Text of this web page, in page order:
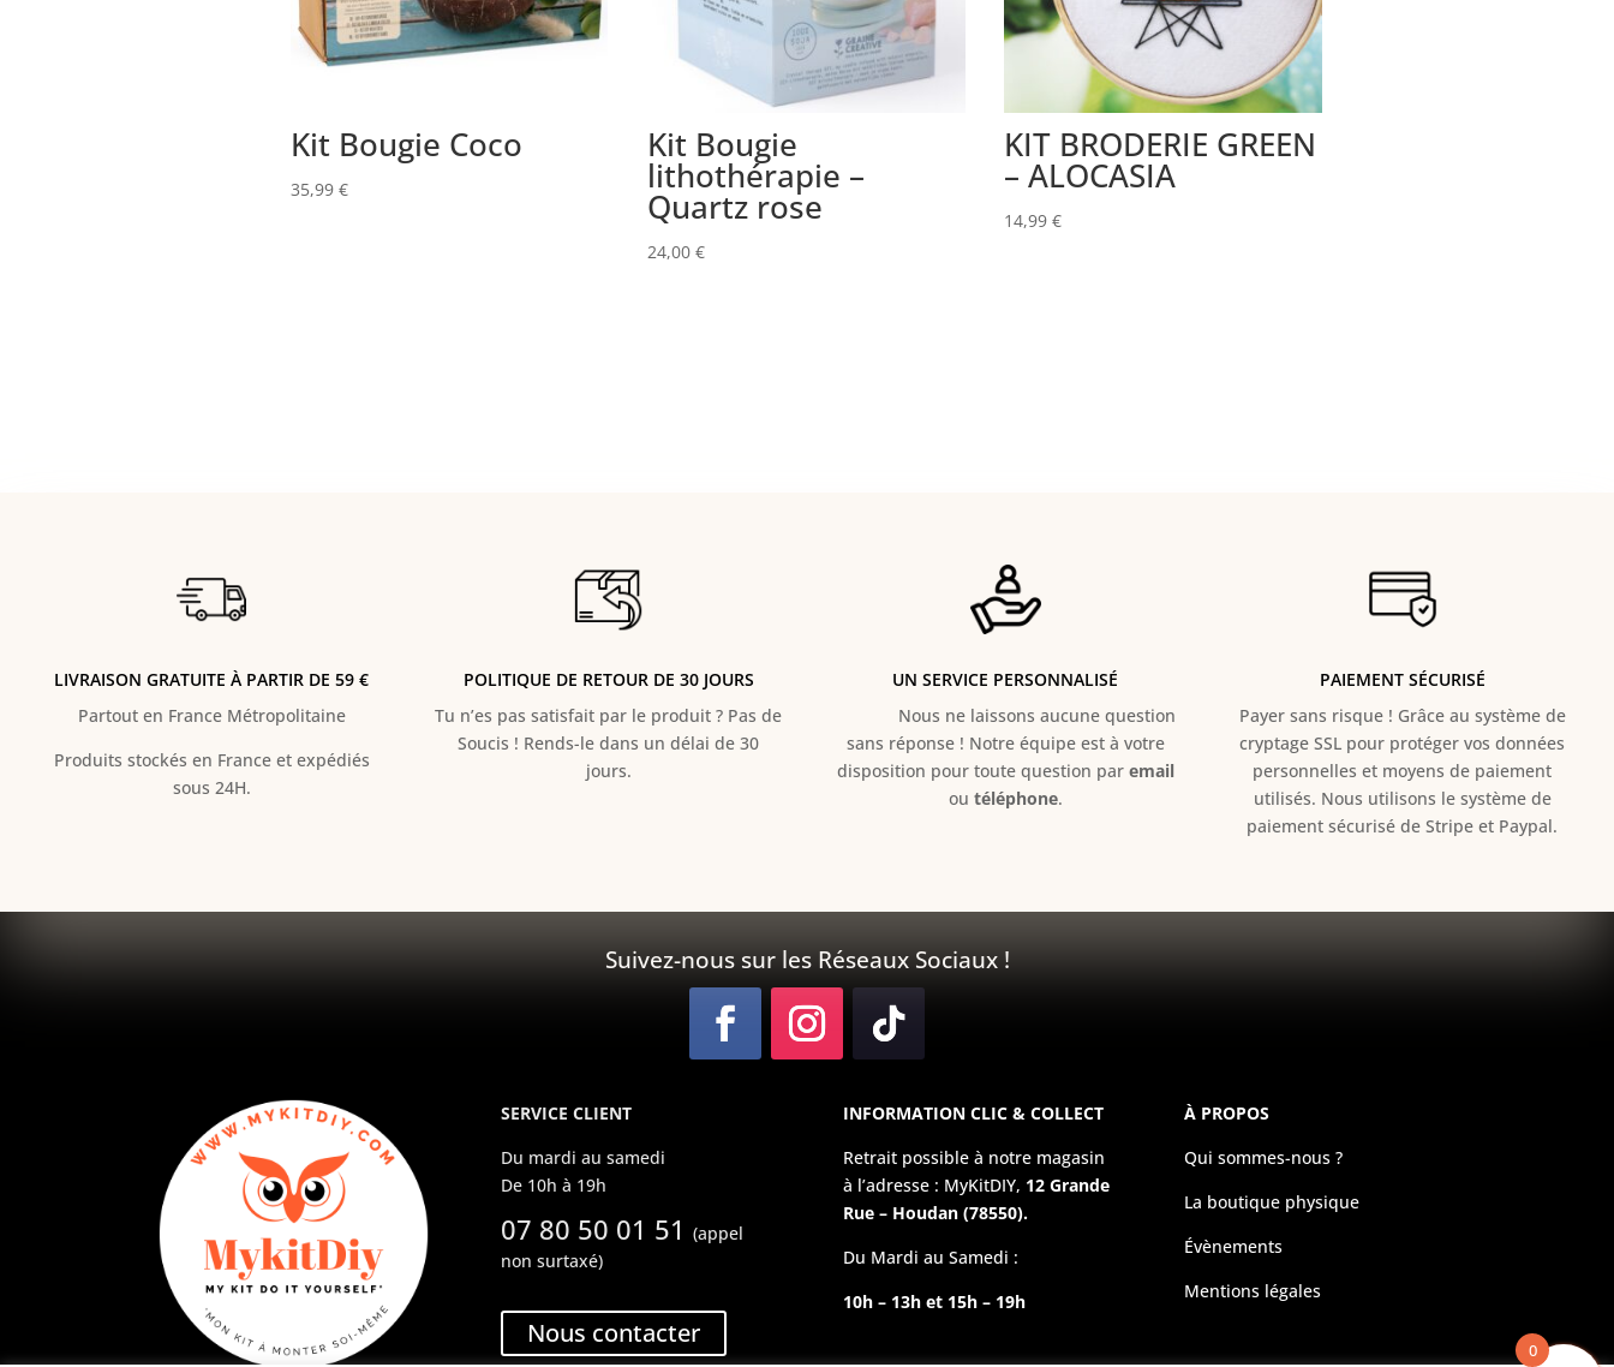
Kit Bougie Coco
35,99 €
Kit Bougie
lithothérapie –
Quartz rose
24,00€
KIT BRODERIE GREEN
– ALOCASIA
14,99€
LIVRAISON GRATUITE À PARTIR DE 59 €
Partout en France Métropolitaine
Produits stockés en France et expédiés
sous 24H.
POLITIQUE DE RETOUR DE 30 JOURS
Tu n’es pas satisfait par le produit ? Pas de
Soucis ! Rends-le dans un délai de 30
jours.
UN SERVICE PERSONNALISÉ
Nous ne laissons aucune question
sans réponse ! Notre équipe est à votre
disposition pour toute question par email
ou téléphone.
PAIEMENT SÉCURISÉ
Payer sans risque ! Grâce au système de
cryptage SSL pour protéger vos données
personnelles et moyens de paiement
utilisés. Nous utilisons le système de
paiement sécurisé de Stripe et Paypal.
Suivez-nous sur les Réseaux Sociaux !
SERVICE CLIENT
Du mardi au samedi
De 10h à 19h
07 80 50 01 51 (appel
non surtaxé)
Nous contacter
INFORMATION CLIC & COLLECT
Retrait possible à notre magasin
à l’adresse : MyKitDIY, 12 Grande
Rue – Houdan (78550).
Du Mardi au Samedi :
10h – 13h et 15h – 19h
À PROPOS
Qui sommes-nous ?
La boutique physique
Évènements
Mentions légales
0